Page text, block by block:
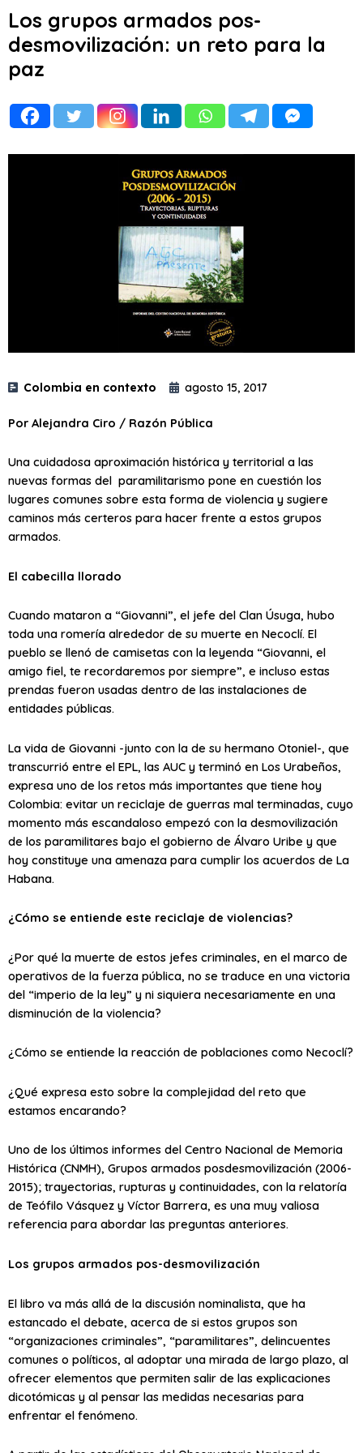
Los grupos armados pos-
desmovilización: un reto para la
paz
Colombia en contexto agosto 15, 2017
Por Alejandra Ciro / Razón Pública
Una cuidadosa aproximación histórica y territorial a las
nuevas formas del paramilitarismo pone en cuestión los
lugares comunes sobre esta forma de violencia y sugiere
caminos más certeros para hacer frente a estos grupos
armados.
El cabecilla llorado
Cuando mataron a “Giovanni”, el jefe del Clan Úsuga, hubo
toda una romería alrededor de su muerte en Necoclí. El
pueblo se llenó de camisetas con la leyenda “Giovanni, el
amigo fiel, te recordaremos por siempre”, e incluso estas
prendas fueron usadas dentro de las instalaciones de
entidades públicas.
La vida de Giovanni -junto con la de su hermano Otoniel-, que
transcurrió entre el EPL, las AUC y terminó en Los Urabeños,
expresa uno de los retos más importantes que tiene hoy
Colombia: evitar un reciclaje de guerras mal terminadas, cuyo
momento más escandaloso empezó con la desmovilización
de los paramilitares bajo el gobierno de Álvaro Uribe y que
hoy constituye una amenaza para cumplir los acuerdos de La
Habana.
¿Cómo se entiende este reciclaje de violencias?
¿Por qué la muerte de estos jefes criminales, en el marco de
operativos de la fuerza pública, no se traduce en una victoria
del “imperio de la ley” y ni siquiera necesariamente en una
disminución de la violencia?
¿Cómo se entiende la reacción de poblaciones como Necoclí?
¿Qué expresa esto sobre la complejidad del reto que
estamos encarando?
Uno de los últimos informes del Centro Nacional de Memoria
Histórica (CNMH), Grupos armados posdesmovilización (2006-
2015); trayectorias, rupturas y continuidades, con la relatoría
de Teófilo Vásquez y Víctor Barrera, es una muy valiosa
referencia para abordar las preguntas anteriores.
Los grupos armados pos-desmovilización
El libro va más allá de la discusión nominalista, que ha
estancado el debate, acerca de si estos grupos son
“organizaciones criminales”, “paramilitares”, delincuentes
comunes o políticos, al adoptar una mirada de largo plazo, al
ofrecer elementos que permiten salir de las explicaciones
dicotómicas y al pensar las medidas necesarias para
enfrentar el fenómeno.